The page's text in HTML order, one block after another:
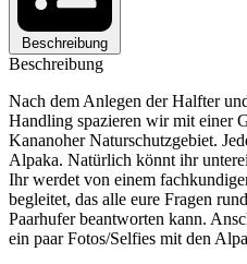
Beschreibung
Beschreibung
Nach dem Anlegen der Halfter
Handling spazieren wir mit einer
Kananoher Naturschutzgebiet.
Alpaka. Natürlich könnt ihr
Ihr werdet von einem
begleitet, das alle eure Fragen
Paarhufer beantworten kann.
ein paar Fotos/Selfies mit den